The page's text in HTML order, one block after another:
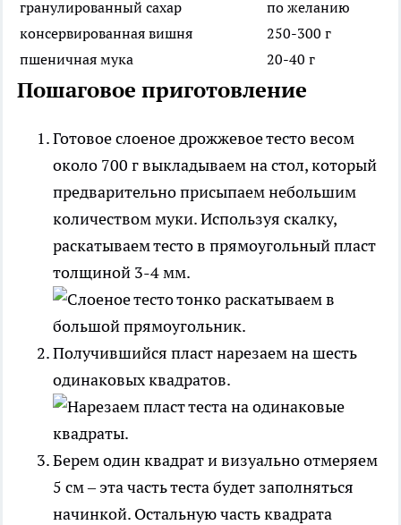
гранулированный сахар
по желанию
консервированная вишня
250-300 г
пшеничная мука
20-40 г
Пошаговое приготовление
Готовое слоеное дрожжевое тесто весом
около 700 г выкладываем на стол, который
предварительно присыпаем небольшим
количеством муки. Используя скалку,
раскатываем тесто в прямоугольный пласт
толщиной 3-4 мм.
Получившийся пласт нарезаем на шесть
одинаковых квадратов.
Берем один квадрат и визуально отмеряем
5 см – эта часть теста будет заполняться
начинкой. Остальную часть квадрата